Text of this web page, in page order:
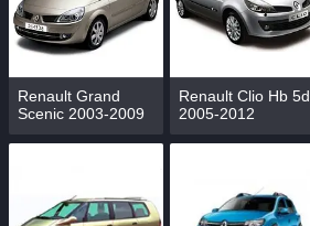
Renault Grand
Scenic 2003-2009
Renault Clio Hb 5d
2005-2012